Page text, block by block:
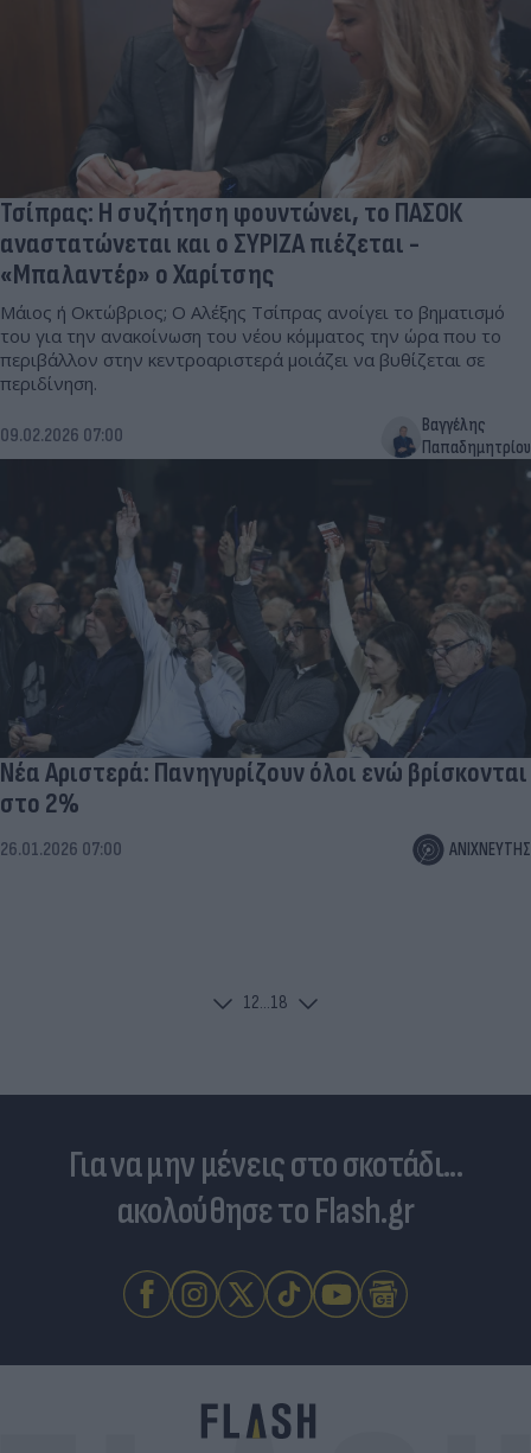
Τσίπρας: Η συζήτηση φουντώνει, το ΠΑΣΟΚ
αναστατώνεται και ο ΣΥΡΙΖΑ πιέζεται -
«Μπαλαντέρ» ο Χαρίτσης
Μάιος ή Οκτώβριος; Ο Αλέξης Τσίπρας ανοίγει το βηματισμό
του για την ανακοίνωση του νέου κόμματος την ώρα που το
περιβάλλον στην κεντροαριστερά μοιάζει να βυθίζεται σε
περιδίνηση.
09.02.2026 07:00
Βαγγέλης
Παπαδημητρίου
Νέα Αριστερά: Πανηγυρίζουν όλοι ενώ βρίσκονται
στο 2%
26.01.2026 07:00 ΑΝΙΧΝΕΥΤΗΣ
12...18
Για να μην μένεις στο σκοτάδι...
ακολούθησε το Flash.gr